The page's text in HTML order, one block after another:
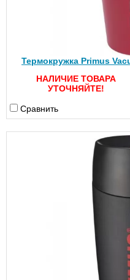
Термокружка Primus
НАЛИЧИЕ ТОВАРА
УТОЧНЯЙТЕ!
Сравнить